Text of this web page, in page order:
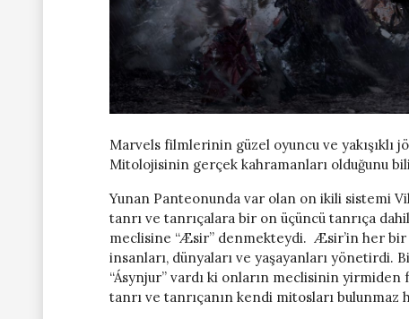
Marvels filmlerinin güzel oyuncu ve yakışıklı
Mitolojisinin gerçek kahramanları olduğunu
Yunan Panteonunda var olan on ikili sistemi
tanrı ve tanrıçalara bir on üçüncü tanrıça
meclisine “Æsir” denmekteydi. Æsir’in her bir
insanları, dünyaları ve yaşayanları yönetirdi.
“Ásynjur” vardı ki onların meclisinin
tanrı ve tanrıçanın kendi mitosları bulunmaz